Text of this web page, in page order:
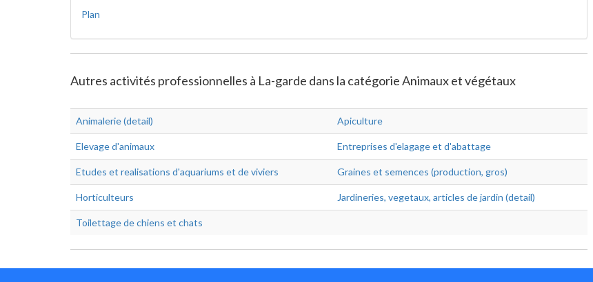
Plan
Autres activités professionnelles à La-garde dans la catégorie Animaux et végétaux
Animalerie (detail) Apiculture
Elevage d'animaux Entreprises d'elagage et d'abattage
Etudes et realisations d'aquariums et de viviers Graines et semences (production, gros)
Horticulteurs Jardineries, vegetaux, articles de jardin (detail)
Toilettage de chiens et chats